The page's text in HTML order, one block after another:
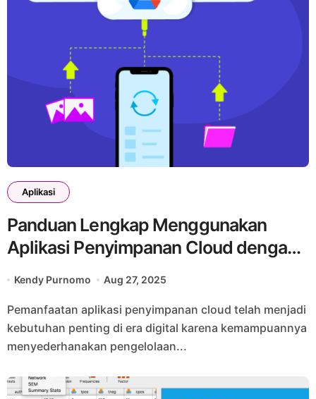
Aplikasi
Panduan Lengkap Menggunakan
Aplikasi Penyimpanan Cloud dengan
Aman
Kendy Purnomo Aug 27, 2025
Pemanfaatan aplikasi penyimpanan cloud telah menjadi
kebutuhan penting di era digital karena kemampuannya
menyederhanakan pengelolaan...